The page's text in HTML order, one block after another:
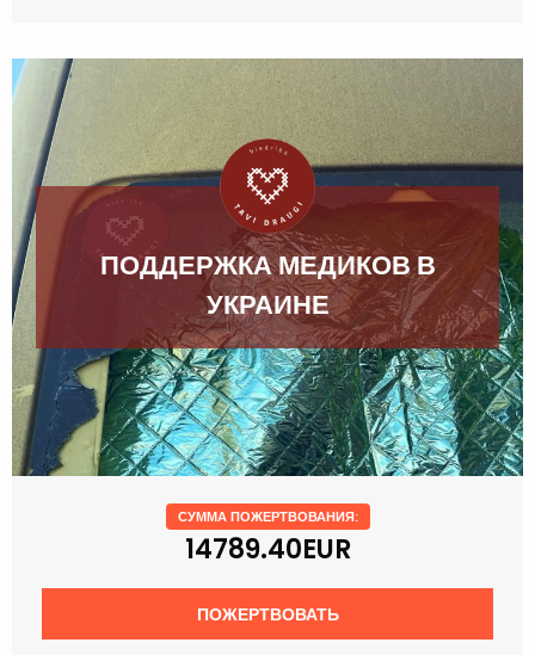
ПОДДЕРЖКА МЕДИКОВ В
УКРАИНЕ
СУММА ПОЖЕРТВОВАНИЯ:
14789.40EUR
ПОЖЕРТВОВАТЬ